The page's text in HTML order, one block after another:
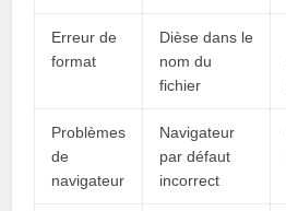
Erreur de
format
Dièse dans le
nom du
fichier
Problèmes
de
navigateur
Navigateur
par défaut
incorrect